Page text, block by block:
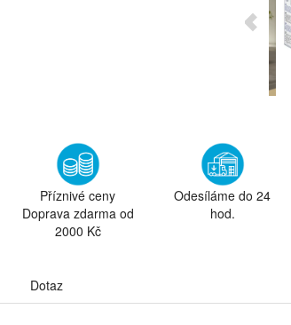
Příznivé ceny
Doprava zdarma od
2000 Kč
Odesíláme do 24
hod.
Dotaz